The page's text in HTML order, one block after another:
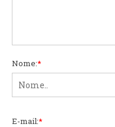
Nome:*
E-mail:*